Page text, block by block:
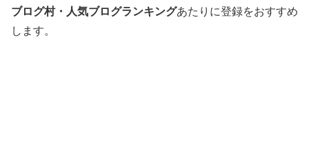
ブログ村・人気ブログランキングあたりに登録をおすすめ
します。